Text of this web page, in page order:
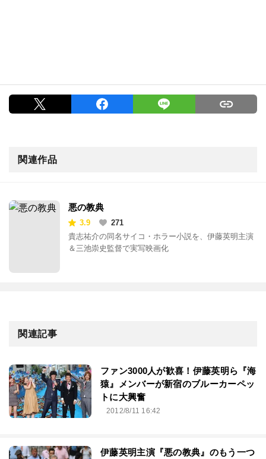
関連作品
悪の教典
3.9
271
貴志祐介の同名サイコ・ホラー小説を、伊藤英明主演
＆三池崇史監督で実写映画化
関連記事
ファン3000人が歓喜！伊藤英明ら『海
猿』メンバーが新宿のブルーカーペッ
トに大興奮
2012/8/11 16:42
伊藤英明主演『悪の教典』のもう一つ